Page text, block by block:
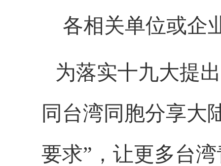
各相关单位或企
为落实十九大提
同台湾同胞分享大
要求” ，让更多台